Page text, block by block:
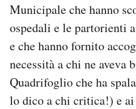
Municipale che hanno
ospedali e le partorienti
e che hanno fornito
necessità a chi ne aveva
Quadrifoglio che ha
lo dico a chi critica!) e